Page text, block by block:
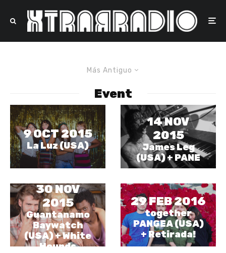
Más Antiguo
Event
9 OCT 2015
La Luz (USA)
30 NOV
2015
Guantanamo
Baywatch
(USA) + White
Hounds
14 NOV
2015
James Leg
(USA) + PANE
29 FEB 2016
together
PANGEA (USA)
+ Retirada!